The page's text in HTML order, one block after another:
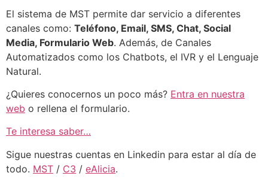
El sistema de MST permite dar servicio a diferentes
canales como: Teléfono, Email, SMS, Chat, Social
Media, Formulario Web. Además, de Canales
Automatizados como los Chatbots, el IVR y el Lenguaje
Natural.
¿Quieres conocernos un poco más? Entra en nuestra
web o rellena el formulario.
Te interesa saber…
Sigue nuestras cuentas en Linkedin para estar al día de
todo. MST / C3 / eAlicia.